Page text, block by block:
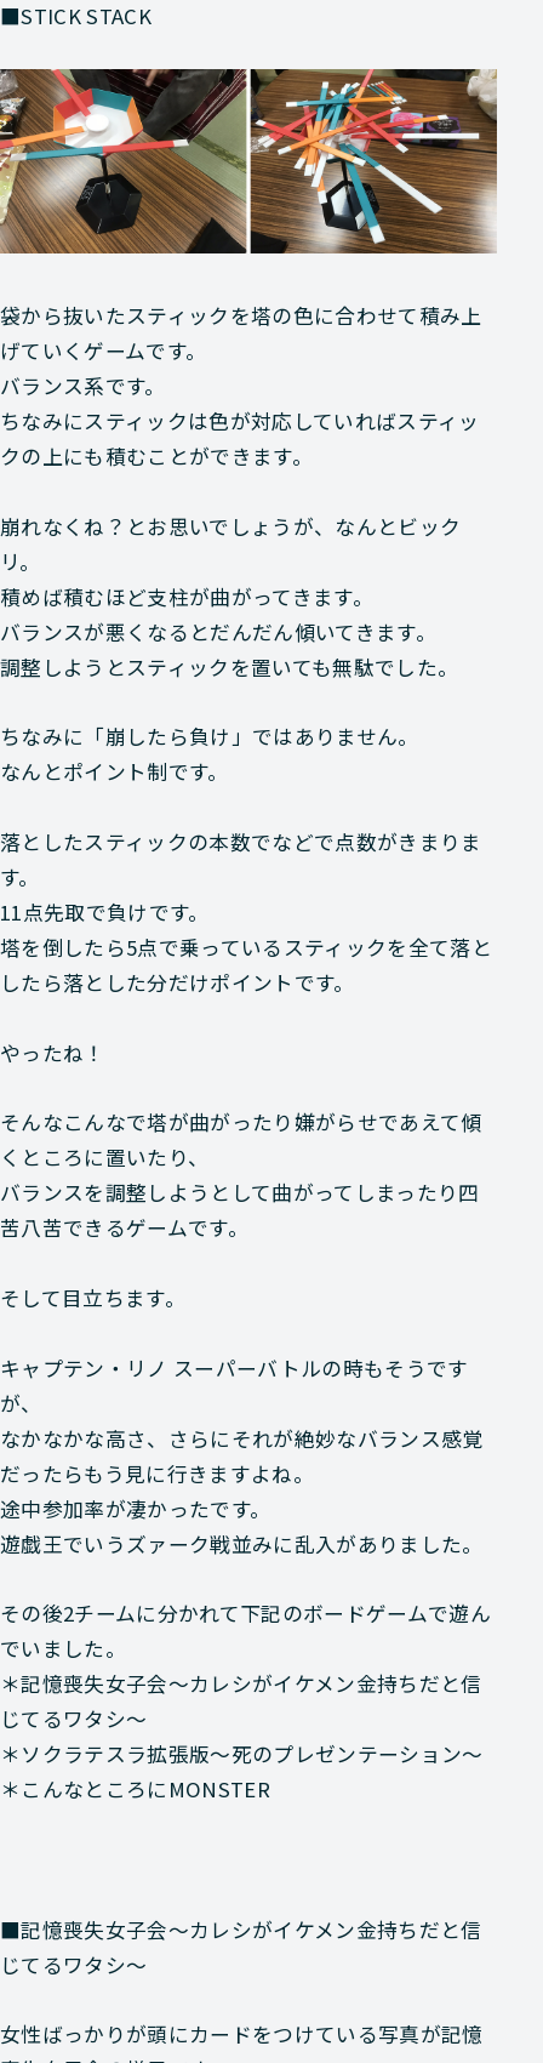
■STICK STACK
袋から抜いたスティックを塔の色に合わせて積み上
げていくゲームです。
バランス系です。
ちなみにスティックは色が対応していればスティッ
クの上にも積むことができます。
崩れなくね？とお思いでしょうが、なんとビック
リ。
積めば積むほど支柱が曲がってきます。
バランスが悪くなるとだんだん傾いてきます。
調整しようとスティックを置いても無駄でした。
ちなみに「崩したら負け」ではありません。
なんとポイント制です。
落としたスティックの本数でなどで点数がきまりま
す。
11点先取で負けです。
塔を倒したら5点で乗っているスティックを全て落と
したら落とした分だけポイントです。
やったね！
そんなこんなで塔が曲がったり嫌がらせであえて傾
くところに置いたり、
バランスを調整しようとして曲がってしまったり四
苦八苦できるゲームです。
そして目立ちます。
キャプテン・リノ スーパーバトルの時もそうです
が、
なかなかな高さ、さらにそれが絶妙なバランス感覚
だったらもう見に行きますよね。
途中参加率が凄かったです。
遊戯王でいうズァーク戦並みに乱入がありました。
その後2チームに分かれて下記のボードゲームで遊ん
でいました。
＊記憶喪失女子会～カレシがイケメン金持ちだと信
じてるワタシ～
＊ソクラテスラ拡張版～死のプレゼンテーション～
＊こんなところにMONSTER
■記憶喪失女子会～カレシがイケメン金持ちだと信
じてるワタシ～
女性ばっかりが頭にカードをつけている写真が記憶